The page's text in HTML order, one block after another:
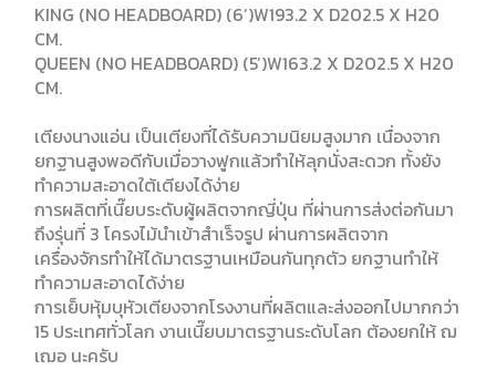
KING (NO HEADBOARD) (6’)W193.2 X D202.5 X H20
CM.
QUEEN (NO HEADBOARD) (5’)W163.2 X D202.5 X H20
CM.
เตียงนางแอ่น เป็นเตียงที่ได้รับความนิยมสูงมาก เนื่องจาก
ยกฐานสูงพอดีกับเมื่อวางฟูกแล้วทำให้ลุกนั่งสะดวก ทั้งยัง
ทำความสะอาดใต้เตียงได้ง่าย
การผลิตที่เนี๊ยบระดับผู้ผลิตจากญี่ปุ่น ที่ผ่านการส่งต่อกันมา
ถึงรุ่นที่ 3 โครงไม้นำเข้าสำเร็จรูป ผ่านการผลิตจาก
เครื่องจักรทำให้ได้มาตรฐานเหมือนกันทุกตัว ยกฐานทำให้
ทำความสะอาดได้ง่าย
การเย็บหุ้มบุหัวเตียงจากโรงงานที่ผลิตและส่งออกไปมากกว่า
15 ประเทศทั่วโลก งานเนี๊ยบมาตรฐานระดับโลก ต้องยกให้ ฌ
เฌอ นะครับ